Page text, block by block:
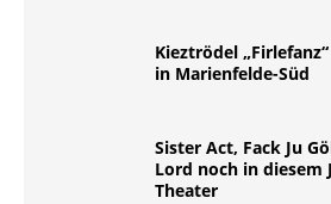
Kieztrödel
in Marienfelde-Süd
Sister Act, Fack Ju
Lord noch in diesem
Theater